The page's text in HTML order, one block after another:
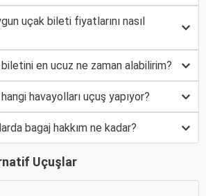
uçak bileti fiyatlarını nasıl
en ucuz ne zaman alabilirim?
havayolları uçuş yapıyor?
bagaj hakkım ne kadar?
Uçuşlar